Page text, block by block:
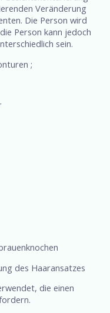
Veränderung
Die Person wird
Person kann jedoch
sein.
;
des Haaransatzes
die einen